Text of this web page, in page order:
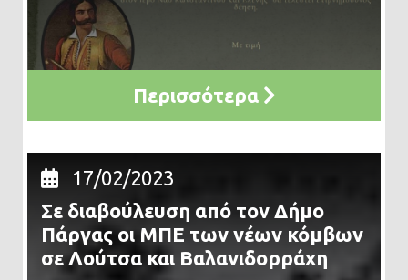
Περισσότερα
17/02/2023
Σε διαβούλευση από τον Δήμο
Πάργας οι ΜΠΕ των νέων κόμβων
σε Λούτσα και Βαλανιδορράχη